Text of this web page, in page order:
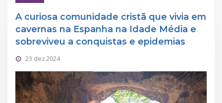
A curiosa comunidade cristã que vivia em
cavernas na Espanha na Idade Média e
sobreviveu a conquistas e epidemias
23 dez 2024